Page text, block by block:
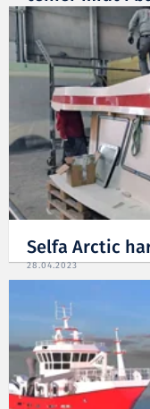
13.02.2024
Selfa Arctic
28.04.2023